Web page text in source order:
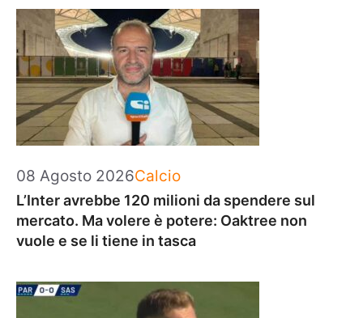
08 Agosto 2026Categorie
Calcio
L’Inter avrebbe 120 milioni da spendere sul
mercato. Ma volere è potere: Oaktree non
vuole e se li tiene in tasca